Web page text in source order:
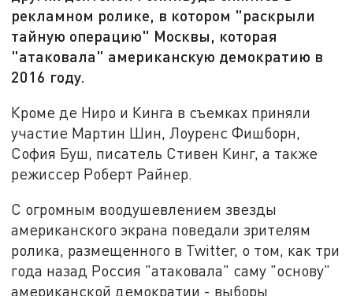
рекламном ролике, в котором "раскрыли
тайную операцию" Москвы, которая
"атаковала" американскую демократию в
2016 году.
Кроме де Ниро и Кинга в съемках приняли
участие Мартин Шин, Лоуренс Фишборн,
София Буш, писатель Стивен Кинг, а также
режиссер Роберт Райнер.
С огромным воодушевлением звезды
американского экрана поведали зрителям
ролика, размещенного в Twitter, о том, как три
года назад Россия "атаковала" саму "основу"
американской демократии - выборы